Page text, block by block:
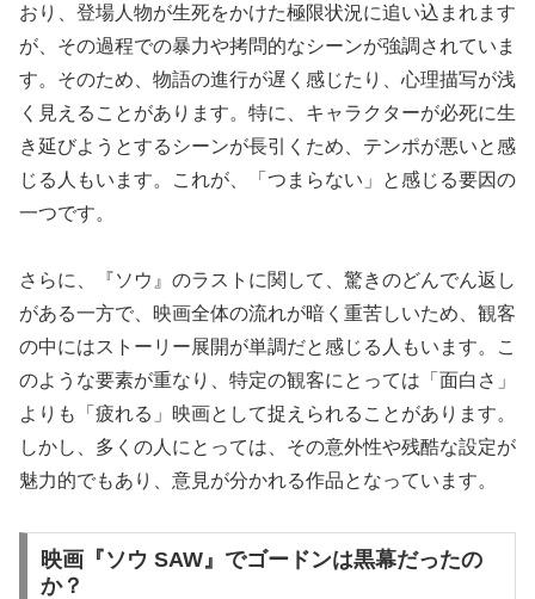
おり、登場人物が生死をかけた極限状況に追い込まれます
が、その過程での暴力や拷問的なシーンが強調されていま
す。そのため、物語の進行が遅く感じたり、心理描写が浅
く見えることがあります。特に、キャラクターが必死に生
き延びようとするシーンが長引くため、テンポが悪いと感
じる人もいます。これが、「つまらない」と感じる要因の
一つです。
さらに、『ソウ』のラストに関して、驚きのどんでん返し
がある一方で、映画全体の流れが暗く重苦しいため、観客
の中にはストーリー展開が単調だと感じる人もいます。こ
のような要素が重なり、特定の観客にとっては「面白さ」
よりも「疲れる」映画として捉えられることがあります。
しかし、多くの人にとっては、その意外性や残酷な設定が
魅力的でもあり、意見が分かれる作品となっています。
映画『ソウ SAW』でゴードンは黒幕だったの
か？